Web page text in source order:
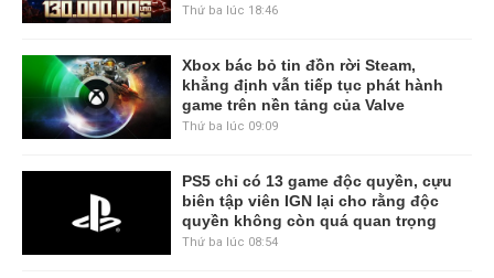
Thứ ba lúc 18:46
Xbox bác bỏ tin đồn rời Steam,
khẳng định vẫn tiếp tục phát hành
game trên nền tảng của Valve
Thứ ba lúc 09:09
PS5 chỉ có 13 game độc quyền, cựu
biên tập viên IGN lại cho rằng độc
quyền không còn quá quan trọng
Thứ ba lúc 08:54